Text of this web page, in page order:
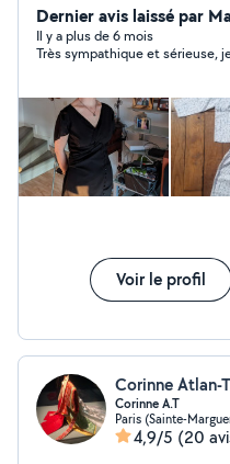
donne également des
novices et intermédiaires
Dernier avis laissé par
Il y a plus de 6 mois
Très sympathique et sérieuse,
Voir le profil
Corinne Atlan-
Corinne A.T
Paris (Sainte-
4,9/5 (20